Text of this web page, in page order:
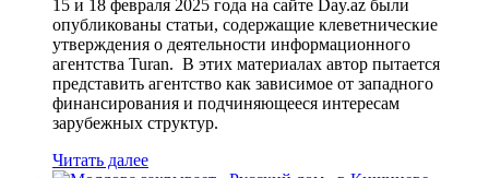
15 и 18 февраля 2025 года на сайте Day.az были
опубликованы статьи, содержащие клеветнические
утверждения о деятельности информационного
агентства Turan. В этих материалах автор пытается
представить агентство как зависимое от западного
финансирования и подчиняющееся интересам
зарубежных структур.
Читать далее